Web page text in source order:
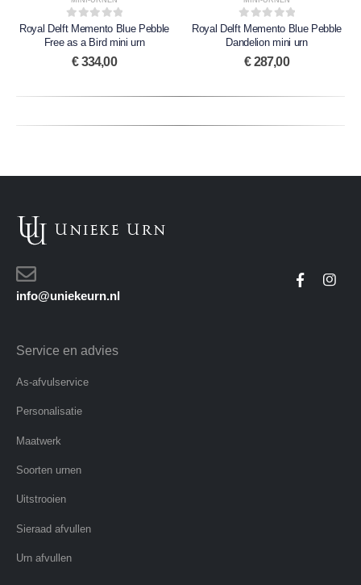
0 out of 5
Royal Delft Memento Blue Pebble
Free as a Bird mini urn
€334,00
0 out of 5
Royal Delft Memento Blue Pebble
Dandelion mini urn
€287,00
info@uniekeurn.nl
Service en advies
As-afvulservice
Personalisatie
Maatwerk
Soorten urnen
Uitstrooien
Sieraad afvullen
Urn afvullen